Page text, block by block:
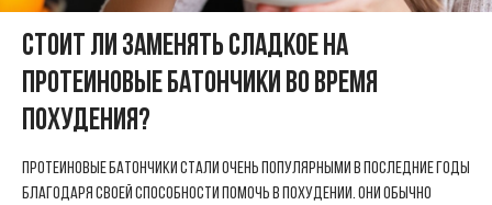
Стоит ли заменять сладкое на
протеиновые батончики во время
похудения?
Протеиновые батончики стали очень популярными в последние годы
благодаря своей способности помочь в похудении. Они обычно